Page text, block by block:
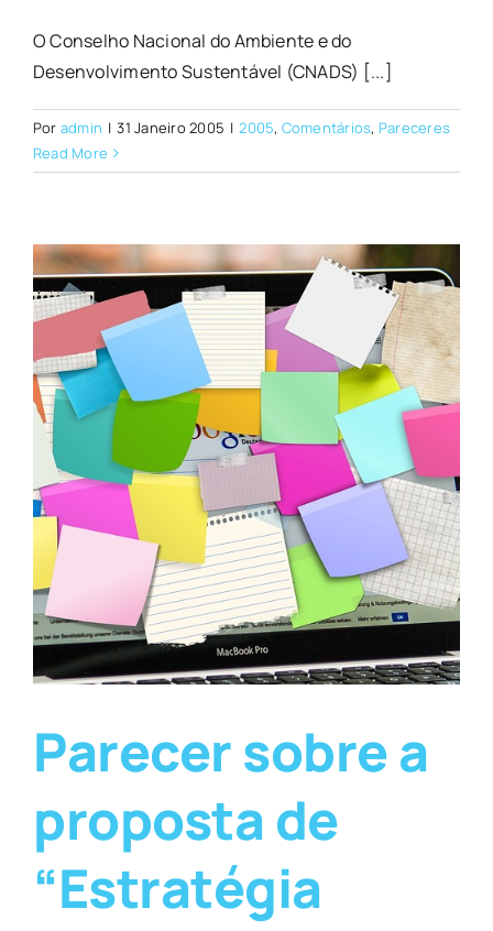
O Conselho Nacional do Ambiente e do
Desenvolvimento Sustentável (CNADS) [...]
Por admin | 31 Janeiro 2005 | 2005, Comentários, Pareceres
Read More
Parecer sobre a
proposta de
“Estratégia